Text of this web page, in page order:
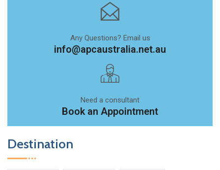
Any Questions? Email us
info@apcaustralia.net.au
Need a consultant
Book an Appointment
Destination